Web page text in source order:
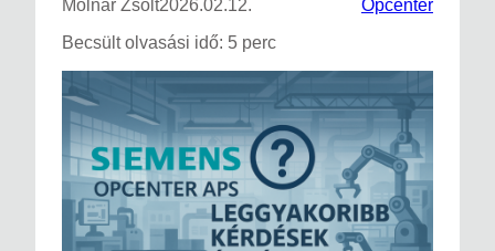
Molnár Zsolt2026.02.12.
Opcenter
Becsült olvasási idő: 5 perc